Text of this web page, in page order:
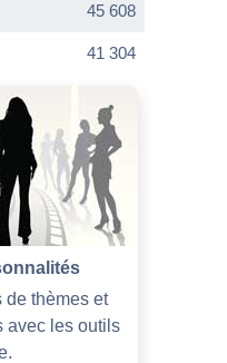
45 608
41 304
de thèmes et
avec les outils